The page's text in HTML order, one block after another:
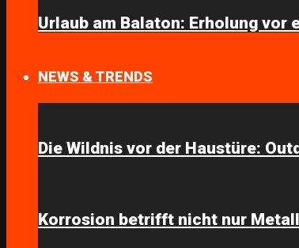
Urlaub am Balaton: Erholung
NEWS & TRENDS
Die Wildnis vor der Haustüre:
Korrosion betrifft nicht nur